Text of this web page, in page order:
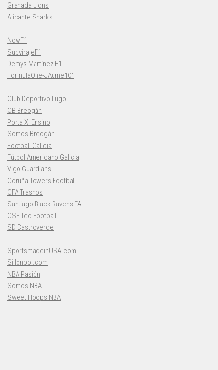
Granada Lions
Alicante Sharks
NowF1
SubvirajeF1
Demys Martínez F1
FormulaOne-JAume101
Club Deportivo Lugo
CB Breogán
Porta XI Ensino
Somos Breogán
Football Galicia
Fútbol Americano Galicia
Vigo Guardians
Coruña Towers Football
CFA Trasnos
Santiago Black Ravens FA
CSF Teo Football
SD Castroverde
SportsmadeinUSA.com
Sillonbol.com
NBA Pasión
Somos NBA
Sweet Hoops NBA